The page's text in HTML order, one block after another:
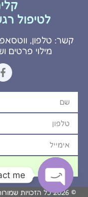
לטיפול
קשר: טלפון,
מילוי פרטים
© 2026 כל הזכויות שמורות לאיילת יונה מאירי |
me